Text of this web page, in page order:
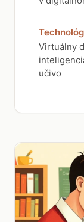
Virtuálny
učivo